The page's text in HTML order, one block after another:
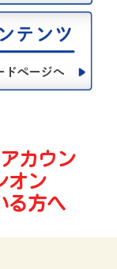
カウン
オン
る方へ